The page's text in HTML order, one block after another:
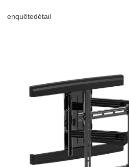
enquêtedétail